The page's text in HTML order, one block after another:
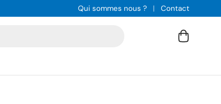
Qui sommes nous ? Contact
Panier